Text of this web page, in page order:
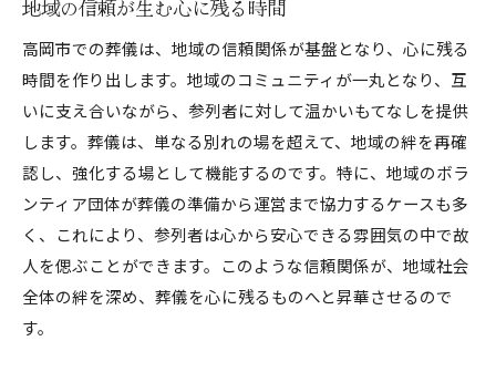
地域の信頼が生む心に残る時間
高岡市での葬儀は、地域の信頼関係が基盤となり、心に残る
時間を作り出します。地域のコミュニティが一丸となり、互
いに支え合いながら、参列者に対して温かいもてなしを提供
します。葬儀は、単なる別れの場を超えて、地域の絆を再確
認し、強化する場として機能するのです。特に、地域のボラ
ンティア団体が葬儀の準備から運営まで協力するケースも多
く、これにより、参列者は心から安心できる雰囲気の中で故
人を偲ぶことができます。このような信頼関係が、地域社会
全体の絆を深め、葬儀を心に残るものへと昇華させるので
す。